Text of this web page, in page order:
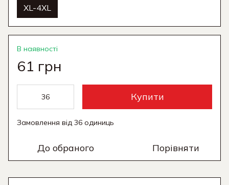
XL-4XL
В наявності
61 грн
Купити
Замовлення від 36 одиниць
До обраного Порівняти